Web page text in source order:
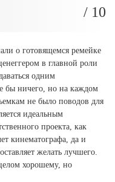
/ 10
о готовящемся ремейке
в главной роли
одним
бы ничего, но на каждом
не было поводов для
идеальным
проекта, как
кинематографа, да и
желать лучшего.
хорошему, но